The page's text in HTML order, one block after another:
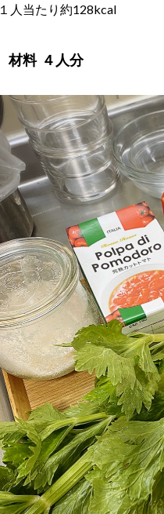
１人当たり約128kcal
材料 ４人分